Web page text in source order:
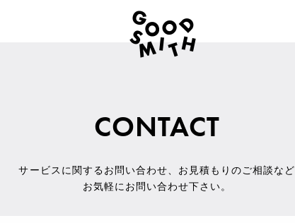
CONTACT
サービスに関するお問い合わせ、 お見積もりのご相談など
お気軽にお問い合わせ下さい。